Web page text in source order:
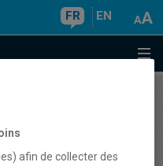
FR EN
afin de collecter des